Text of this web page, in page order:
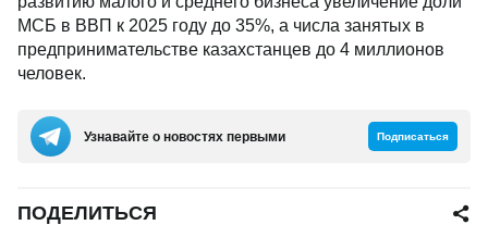
МСБ в ВВП к 2025 году до 35%, а числа занятых в
предпринимательстве казахстанцев до 4 миллионов
человек.
Узнавайте о новостях первыми Подписаться
ПОДЕЛИТЬСЯ